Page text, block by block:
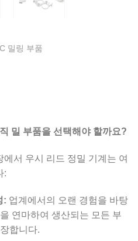
밀링 부품
밀 부품을 선택해야 할까요?
서 우시 리드 정밀 기계는 여
:
: 업계에서의 오랜 경험을 바탕
연마하여 생산되는 모든 부
합니다.